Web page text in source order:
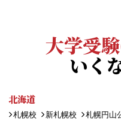
大学受
いく
北海道
札幌校 新札幌校 札幌円山